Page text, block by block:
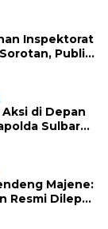
Inspektorat
Publik
di Depan
Sulbar
Majene:
Resmi Dilepas